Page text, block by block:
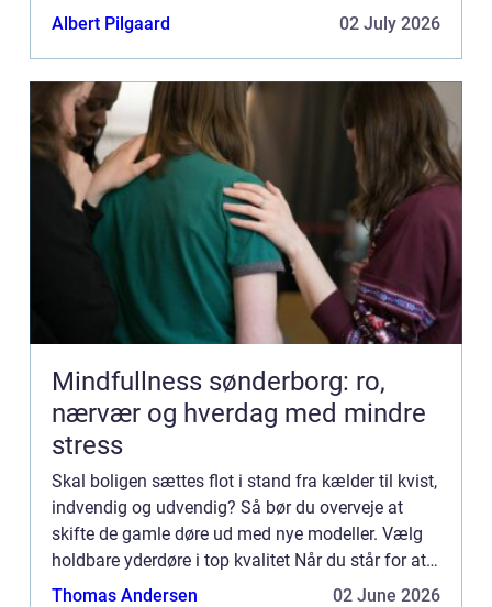
skulle vælge de døre som forbinder den
Albert Pilgaard 02 July 2026
Mindfullness sønderborg: ro,
nærvær og hverdag med mindre
stress
Skal boligen sættes flot i stand fra kælder til kvist,
indvendig og udvendig? Så bør du overveje at
skifte de gamle døre ud med nye modeller. Vælg
holdbare yderdøre i top kvalitet Når du står for at
skulle vælge de døre som forbinder den
Thomas Andersen 02 June 2026